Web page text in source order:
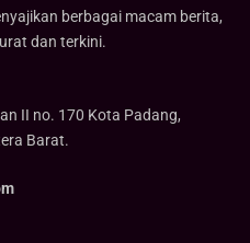
berbagai macam berita,
dan terkini.
II no. 170 Kota Padang,
Barat.